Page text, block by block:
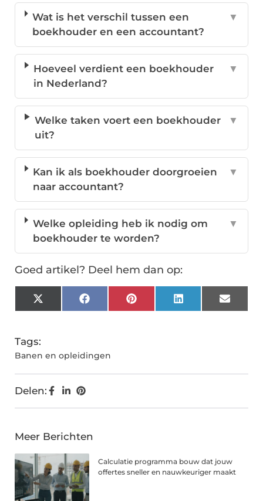
Wat is het verschil tussen een
boekhouder en een accountant?
▼
Hoeveel verdient een boekhouder
in Nederland?
▼
Welke taken voert een boekhouder
uit?
▼
Kan ik als boekhouder doorgroeien
naar accountant?
▼
Welke opleiding heb ik nodig om
boekhouder te worden?
▼
Goed artikel? Deel hem dan op:
X
(Twitter)
FacebookPinterestLinkedInEmail
Tags:
Banen en opleidingen
Delen:
Meer Berichten
Calculatie programma bouw dat jouw
offertes sneller en nauwkeuriger maakt